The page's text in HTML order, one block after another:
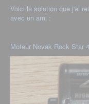
Voici la solution que j'ai
avec un ami :
Moteur Novak Rock Star